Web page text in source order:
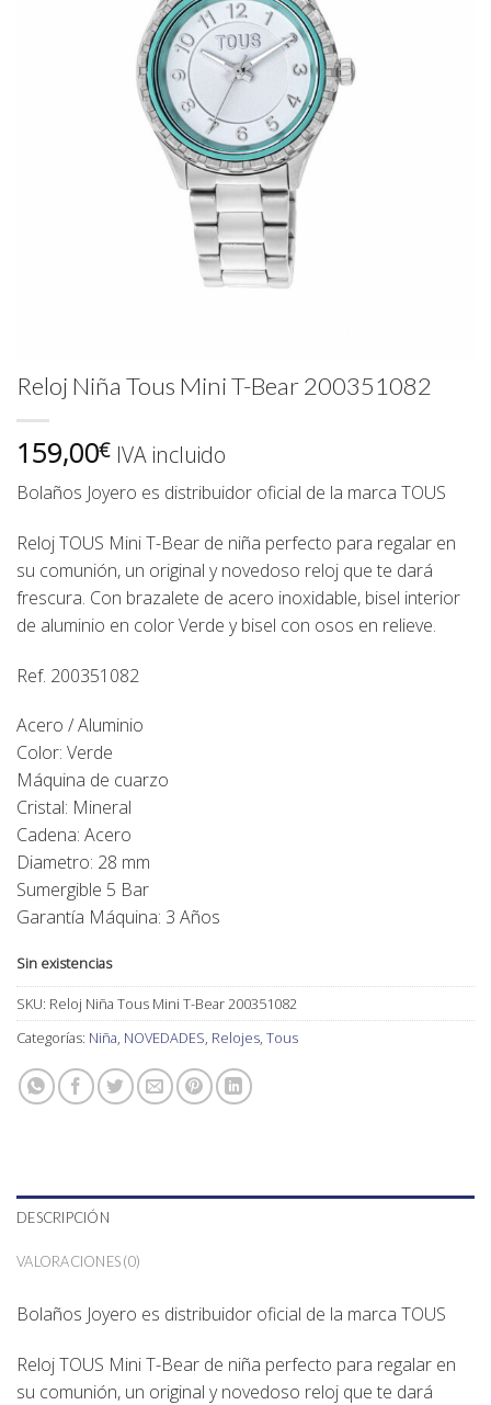
Reloj Niña Tous Mini T-Bear 200351082
159,00€ IVA incluido
Bolaños Joyero es distribuidor oficial de la marca TOUS
Reloj TOUS Mini T-Bear de niña perfecto para regalar en
su comunión, un original y novedoso reloj que te dará
frescura. Con brazalete de acero inoxidable, bisel interior
de aluminio en color Verde y bisel con osos en relieve.
Ref. 200351082
Acero / Aluminio
Color: Verde
Máquina de cuarzo
Cristal: Mineral
Cadena: Acero
Diametro: 28 mm
Sumergible 5 Bar
Garantía Máquina: 3 Años
Sin existencias
SKU: Reloj Niña Tous Mini T-Bear 200351082
Categorías: Niña, NOVEDADES, Relojes, Tous
DESCRIPCIÓN
VALORACIONES (0)
Bolaños Joyero es distribuidor oficial de la marca TOUS
Reloj TOUS Mini T-Bear de niña perfecto para regalar en
su comunión, un original y novedoso reloj que te dará